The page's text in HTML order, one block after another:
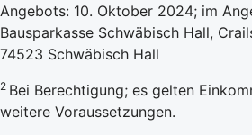
Angebots: 10. Oktober 2024; im
Bausparkasse Schwäbisch Hall,
74523 Schwäbisch Hall
2 Bei Berechtigung; es gelten
weitere Voraussetzungen.